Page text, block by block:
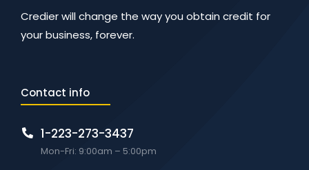
Credier will change the way you obtain credit for
your business, forever.
Contact info
1-223-273-3437
Mon-Fri: 9:00am – 5:00pm